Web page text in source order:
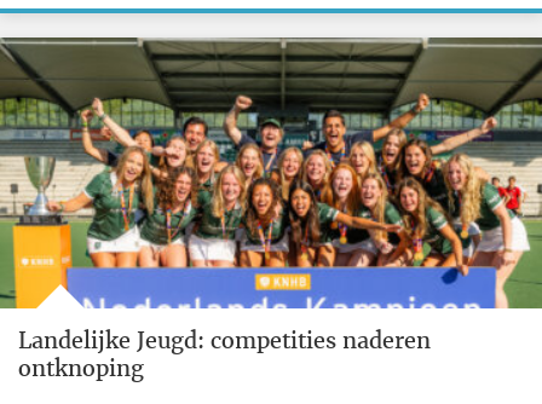
Landelijke Jeugd: competities naderen
ontknoping